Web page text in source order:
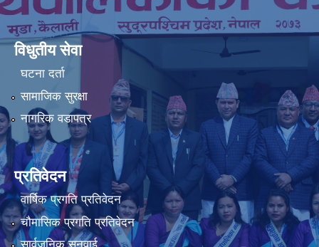
विधुतीय सेवा
घटना दर्ता
सामाजिक सुरक्षा
नागरिक वडापत्र
प्रतिवेदन
वार्षिक प्रगति प्रतिवेदन
चौमासिक प्रगति प्रतिवेदन